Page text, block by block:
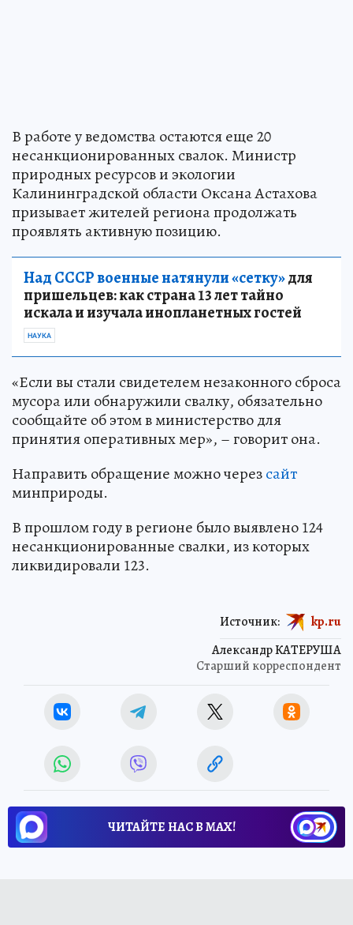
В работе у ведомства остаются еще 20
несанкционированных свалок. Министр
природных ресурсов и экологии
Калининградской области Оксана Астахова
призывает жителей региона продолжать
проявлять активную позицию.
Над СССР военные натянули «сетку»для
пришельцев: как страна 13 лет тайно
искала и изучала инопланетных гостей
НАУКА
«Если вы стали свидетелем незаконного сброса
мусора или обнаружили свалку, обязательно
сообщайте об этом в министерство для
принятия оперативных мер», – говорит она.
Направить обращение можно черезсайт
минприроды.
В прошлом году в регионе было выявлено 124
несанкционированные свалки, из которых
ликвидировали 123.
Александр КАТЕРУША
Старший корреспондент
Источник: kp.ru
ЧИТАЙТЕ НАС В МАХ!